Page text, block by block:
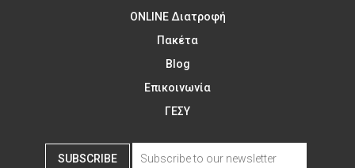
ONLINE Διατροφή
Πακέτα
Blog
Επικοινωνία
ΓΕΣΥ
SUBSCRIBE